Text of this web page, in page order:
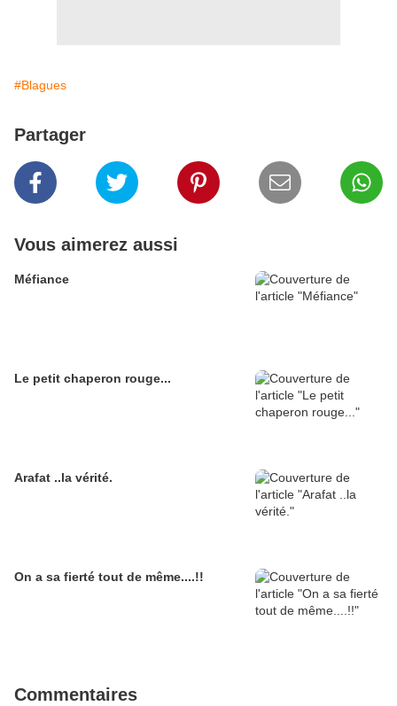
#Blagues
Partager
Vous aimerez aussi
Méfiance
Le petit chaperon rouge...
Arafat ..la vérité.
On a sa fierté tout de même....!!
Commentaires